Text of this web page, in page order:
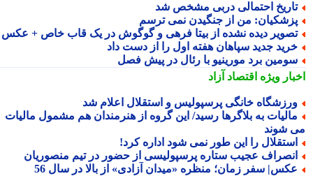
احتمالی دربی مشخص شد
من از جنگیدن نمی ترسم
دیده نشده از بیتا فرهی و گوگوش در یک قاب خاص + عکس
جدید سپاهان هفته اول را از دست داد
برد مورینیو با رئال در پیش فصل
ویژهاقتصاد آزاد
خانگی پرسپولیس و استقلال اعلام شد
به بلاگرها رسید/ این گروه از هنرمندان هم مشمول مالیات
شوند
را این طور نمی شود اداره کرد!
عجیب ستاره پرسپولیسی از حضور در تیم منصوریان
سفر زمان؛ منظره «میدان آزادی» از بالا در سال 56